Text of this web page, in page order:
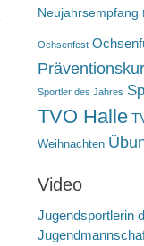
Neujahrsempfang
Ochsenfest
Sportler des Jahres
TVO Halle
Weihnachten
Video
Jugendsportlerin